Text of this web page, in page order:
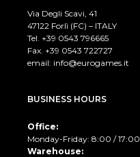
Via Degli Scavi, 41
47122 Forlì (FC) – ITALY
Tel. +39 0543 796665
Fax. +39 0543 722727
email: info@eurogames.it
BUSINESS HOURS
Office:
Monday-Friday: 8:00 / 17:00
Warehouse: